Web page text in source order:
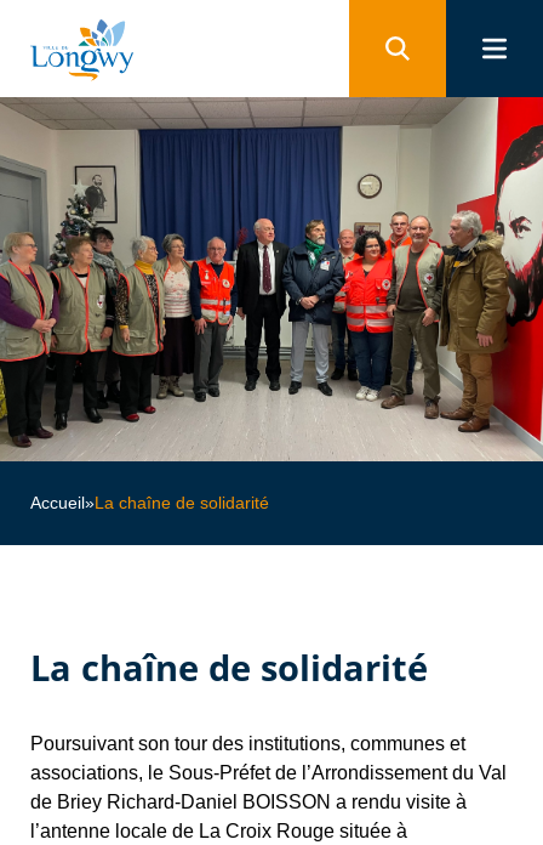
Accueil»La chaîne de solidarité
La chaîne de solidarité
Poursuivant son tour des institutions, communes et
associations, le Sous-Préfet de l’Arrondissement du Val
de Briey Richard-Daniel BOISSON a rendu visite à
l’antenne locale de La Croix Rouge située à
Panneau de gestion des cookies